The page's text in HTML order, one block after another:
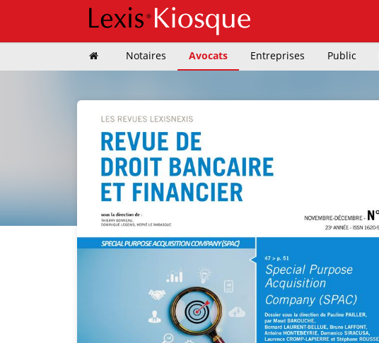
Notaires Avocats Entreprises Public